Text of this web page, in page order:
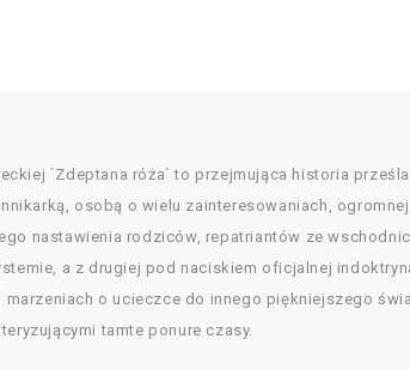
`Zdeptana róża` to przejmująca historia
osobą o wielu zainteresowaniach,
nastawienia rodziców, repatriantów ze
a z drugiej pod naciskiem oficjalnej
marzeniach o ucieczce do innego piękniejszego
tamte ponure czasy.